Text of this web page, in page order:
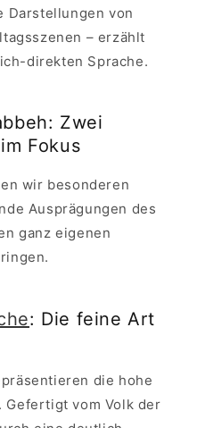
Darstellungen von
– erzählt
direkten Sprache.
Zwei
Fokus
wir besonderen
Ausprägungen des
ganz eigenen
: Die feine Art
die hohe
Gefertigt vom Volk der